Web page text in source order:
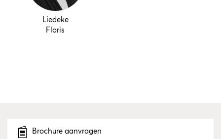
Liedeke
Floris
Brochure aanvragen